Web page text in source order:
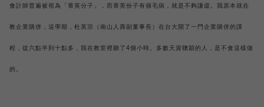
會計師普遍被視為「菁英分子」，而菁英份子有個毛病，就是不夠謙虛。我原本就在
教企業購併，這學期，杜英宗（南山人壽副董事長）在台大開了一門企業購併的課
程，從六點半到十點多，我在教室裡聽了4個小時。多數天資聰穎的人，是不會這樣做
的。